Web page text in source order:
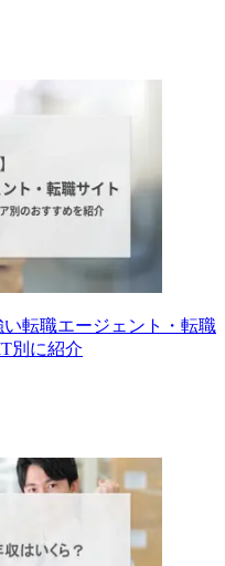
い転職エージェント・転職
別に紹介